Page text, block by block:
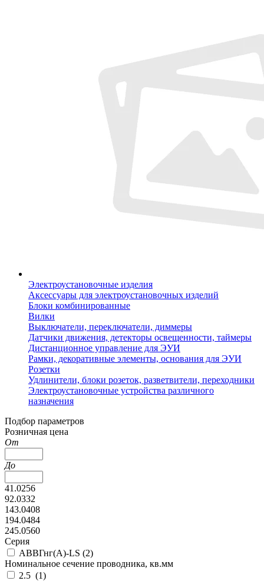
Электроустановочные изделия
Аксессуары для электроустановочных изделий
Блоки комбинированные
Вилки
Выключатели, переключатели, диммеры
Датчики движения, детекторы освещенности, таймеры
Дистанционное управление для ЭУИ
Рамки, декоративные элементы, основания для ЭУИ
Розетки
Удлинители, блоки розеток, разветвители, переходники
Электроустановочные устройства различного
назначения
Подбор параметров
Розничная цена
От
До
41.0256
92.0332
143.0408
194.0484
245.0560
Серия
АВВГнг(А)-LS (2)
Номинальное сечение проводника, кв.мм
2.5 (1)